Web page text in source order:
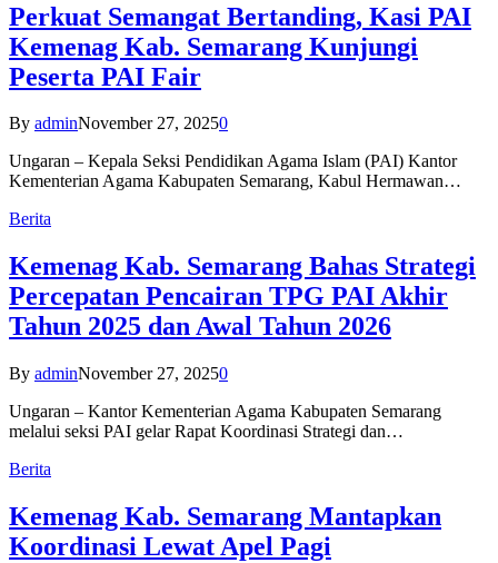
Perkuat Semangat Bertanding, Kasi PAI
Kemenag Kab. Semarang Kunjungi
Peserta PAI Fair
By adminNovember 27, 20250
Ungaran – Kepala Seksi Pendidikan Agama Islam (PAI) Kantor
Kementerian Agama Kabupaten Semarang, Kabul Hermawan…
Berita
Kemenag Kab. Semarang Bahas Strategi
Percepatan Pencairan TPG PAI Akhir
Tahun 2025 dan Awal Tahun 2026
By adminNovember 27, 20250
Ungaran – Kantor Kementerian Agama Kabupaten Semarang
melalui seksi PAI gelar Rapat Koordinasi Strategi dan…
Berita
Kemenag Kab. Semarang Mantapkan
Koordinasi Lewat Apel Pagi